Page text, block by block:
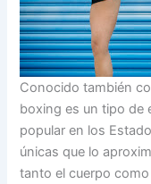
Conocido también
boxing es un tipo de
popular en los
únicas que lo
tanto el cuerpo